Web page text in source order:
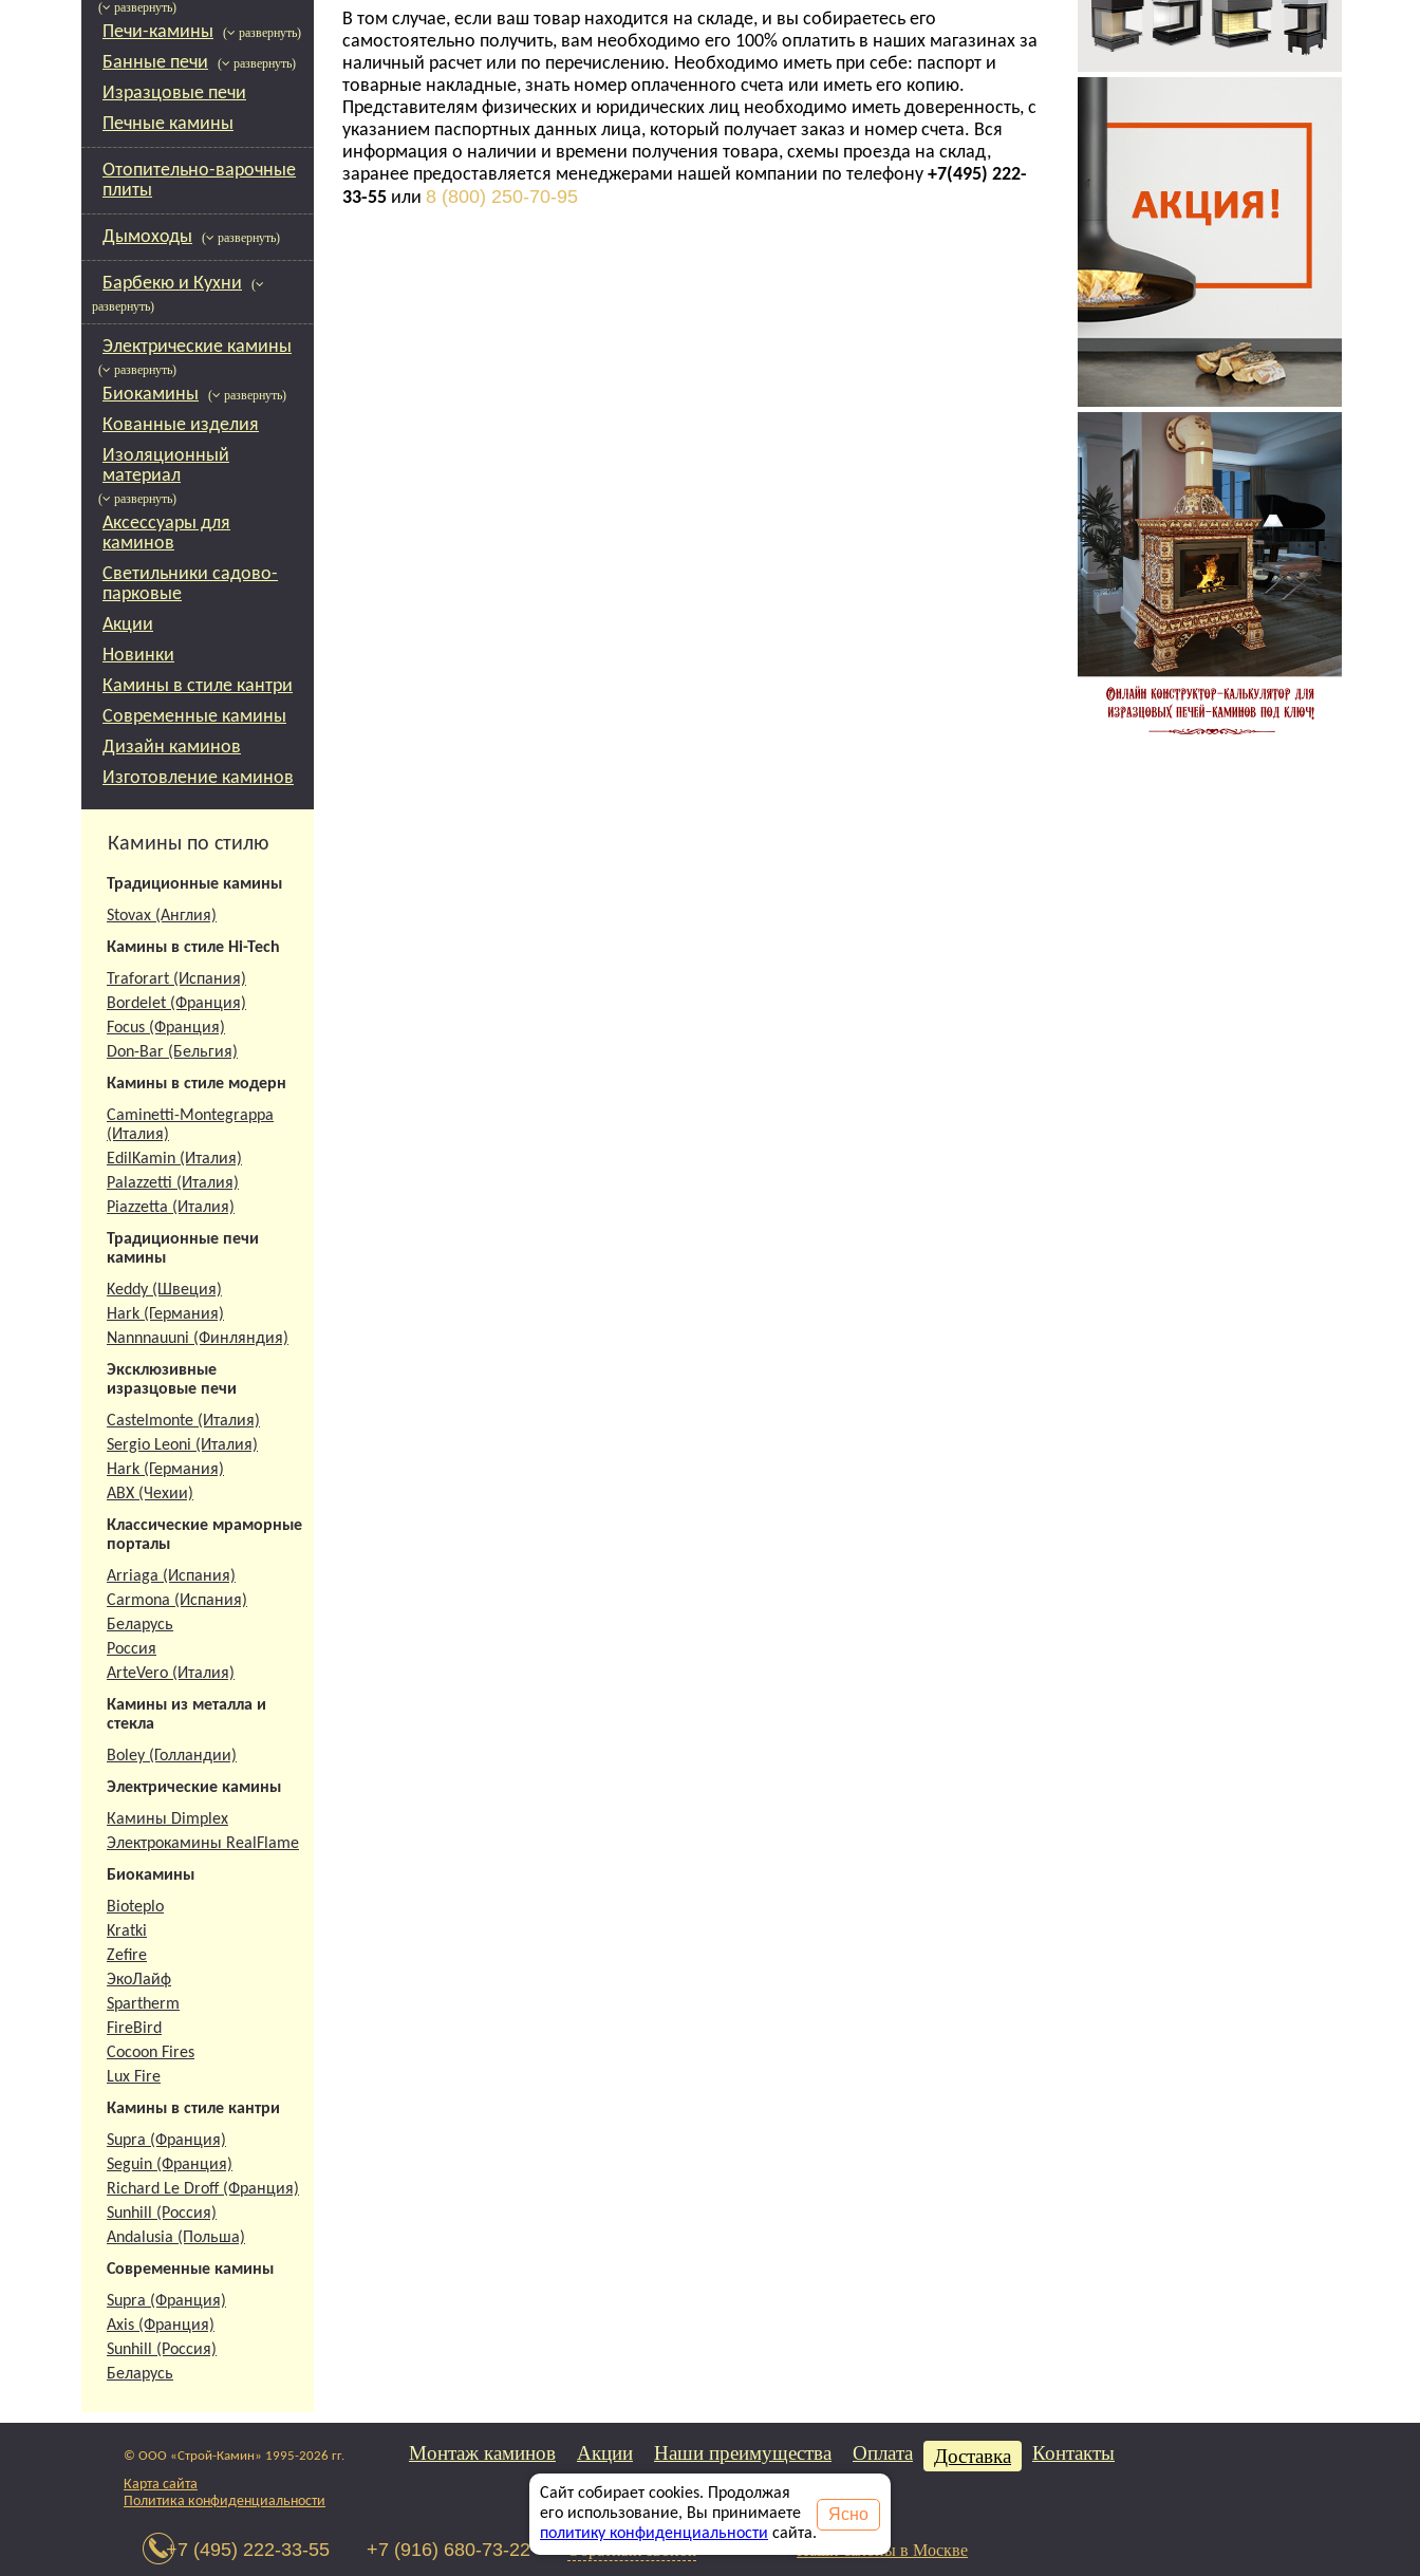
( развернуть)
Печи-камины ( развернуть)
Банные печи ( развернуть)
Изразцовые печи
Печные камины
Отопительно-варочные
плиты
Дымоходы ( развернуть)
Барбекю и Кухни
(
развернуть)
Электрические камины
( развернуть)
Биокамины ( развернуть)
Кованные изделия
Изоляционный
материал
( развернуть)
Аксессуары для
каминов
Светильники садово-
парковые
Акции
Новинки
Камины в стиле кантри
Современные камины
Дизайн каминов
Изготовление каминов
Камины по стилю
Традиционные камины
Stovax (Англия)
Камины в стиле Hi-Tech
Traforart (Испания)
Bordelet (Франция)
Focus (Франция)
Don-Bar (Бельгия)
Камины в стиле модерн
Caminetti-Montegrappa
(Италия)
EdilKamin (Италия)
Palazzetti (Италия)
Piazzetta (Италия)
Традиционные печи
камины
Keddy (Швеция)
Hark (Германия)
Nannnauuni (Финляндия)
Эксклюзивные
изразцовые печи
Castelmonte (Италия)
Sergio Leoni (Италия)
Hark (Германия)
АВХ (Чехии)
Классические мраморные
порталы
Arriaga (Испания)
Carmona (Испания)
Беларусь
Россия
ArteVero (Италия)
Камины из металла и
стекла
Boley (Голландии)
Электрические камины
Камины Dimplex
Электрокамины RealFlame
Биокамины
Bioteplo
Kratki
Zefire
ЭкоЛайф
Spartherm
FireBird
Cocoon Fires
Lux Fire
Камины в стиле кантри
Supra (Франция)
Seguin (Франция)
Richard Le Droff (Франция)
Sunhill (Россия)
Andalusia (Польша)
Современные камины
Supra (Франция)
Axis (Франция)
Sunhill (Россия)
Беларусь
В том случае, если ваш товар находится на складе, и вы собираетесь его
самостоятельно получить, вам необходимо его 100% оплатить в наших магазинах за
наличный расчет или по перечислению. Необходимо иметь при себе: паспорт и
товарные накладные, знать номер оплаченного счета или иметь его копию.
Представителям физических и юридических лиц необходимо иметь доверенность, с
указанием паспортных данных лица, который получает заказ и номер счета. Вся
информация о наличии и времени получения товара, схемы проезда на склад,
заранее предоставляется менеджерами нашей компании по телефону+7(495) 222-
33-55 или8 (800) 250-70-95
© ООО «Строй-Камин» 1995-2026 гг.
Карта сайта
Политика конфиденциальности
Монтаж каминов Акции Наши преимущества Оплата Доставка Контакты
+7 (495) 222-33-55 +7 (916) 680-73-22 Наши салоны в Москве
Сайт собирает cookies. Продолжая
его использование, Вы принимаете
политику конфиденциальности сайта.
Ясно